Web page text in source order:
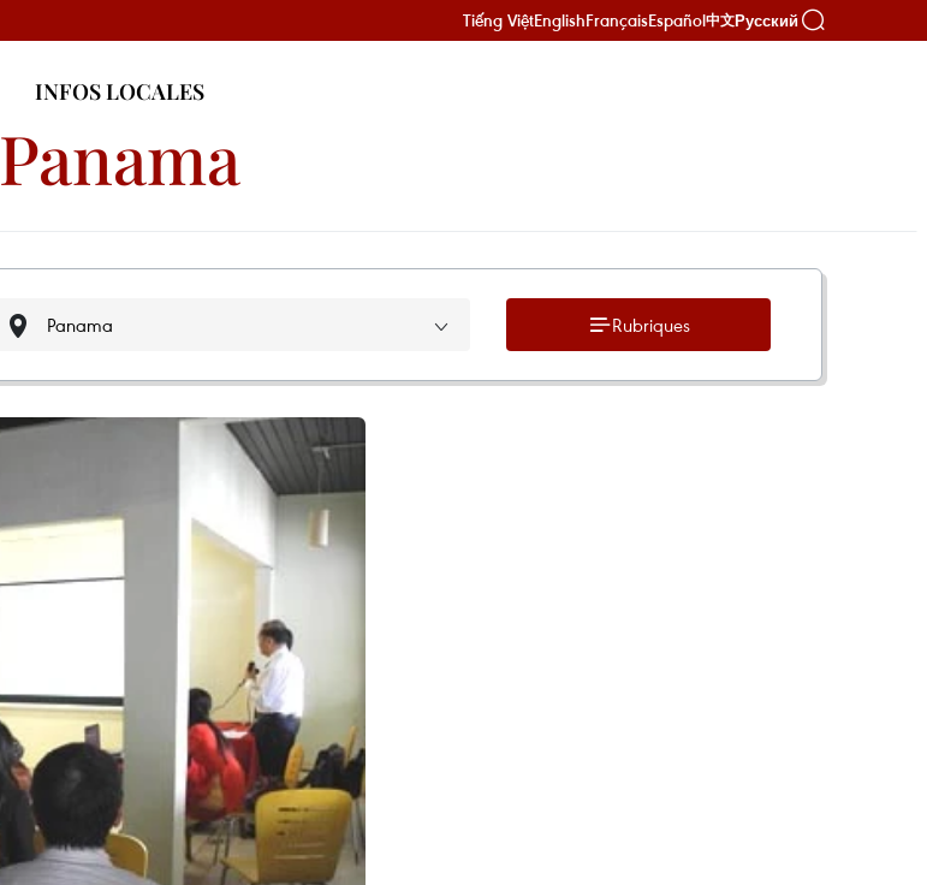
Tiếng ViệtEnglishFrançaisEspañol中文Русский
INFOS LOCALES
Panama
Rubriques